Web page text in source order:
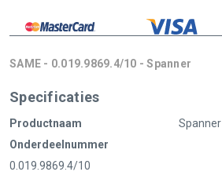
SAME - 0.019.9869.4/10 - Spanner
Specificaties
Productnaam
Spanner
Onderdeelnummer
0.019.9869.4/10